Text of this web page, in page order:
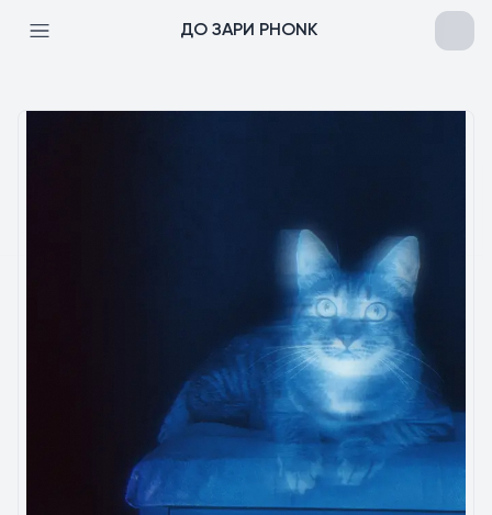
ДО ЗАРИ PHONK